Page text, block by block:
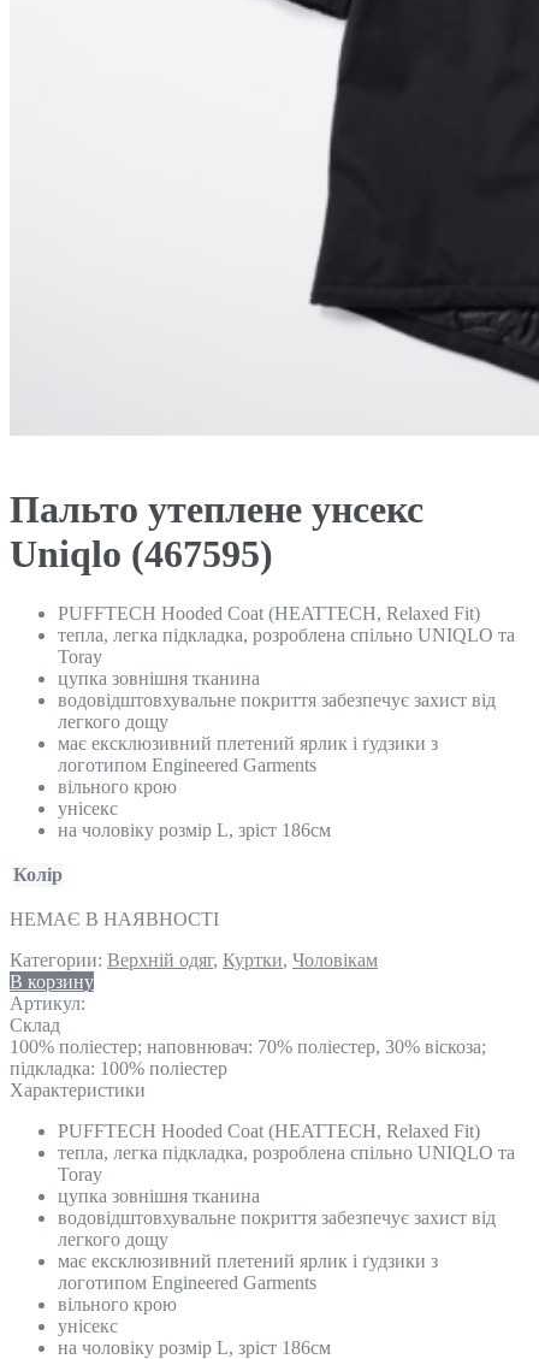
Пальто утеплене унсекс
Uniqlo (467595)
PUFFTECH Hooded Coat (HEATTECH, Relaxed Fit)
тепла, легка підкладка, розроблена спільно UNIQLO та
Toray
цупка зовнішня тканина
водовідштовхувальне покриття забезпечує захист від
легкого дощу
має ексклюзивний плетений ярлик і ґудзики з
логотипом Engineered Garments
вільного крою
унісекс
на чоловіку розмір L, зріст 186см
Колір
НЕМАЄ В НАЯВНОСТІ
Категории: Верхній одяг, Куртки, Чоловікам
В корзину
Артикул:
Склад
100% поліестер; наповнювач: 70% поліестер, 30% віскоза;
підкладка: 100% поліестер
Характеристики
PUFFTECH Hooded Coat (HEATTECH, Relaxed Fit)
тепла, легка підкладка, розроблена спільно UNIQLO та
Toray
цупка зовнішня тканина
водовідштовхувальне покриття забезпечує захист від
легкого дощу
має ексклюзивний плетений ярлик і ґудзики з
логотипом Engineered Garments
вільного крою
унісекс
на чоловіку розмір L, зріст 186см